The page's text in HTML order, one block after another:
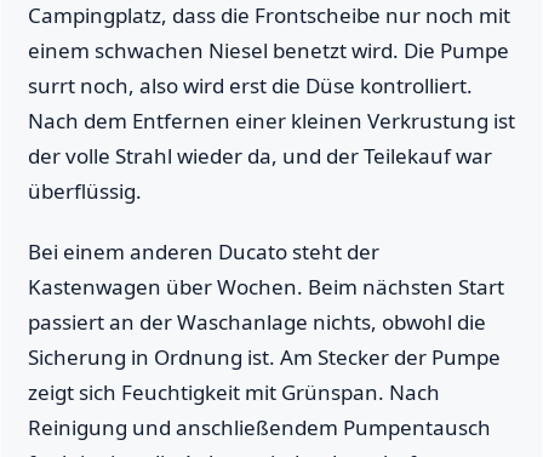
Campingplatz, dass die Frontscheibe nur noch mit
einem schwachen Niesel benetzt wird. Die Pumpe
surrt noch, also wird erst die Düse kontrolliert.
Nach dem Entfernen einer kleinen Verkrustung ist
der volle Strahl wieder da, und der Teilekauf war
überflüssig.
Bei einem anderen Ducato steht der
Kastenwagen über Wochen. Beim nächsten Start
passiert an der Waschanlage nichts, obwohl die
Sicherung in Ordnung ist. Am Stecker der Pumpe
zeigt sich Feuchtigkeit mit Grünspan. Nach
Reinigung und anschließendem Pumpentausch